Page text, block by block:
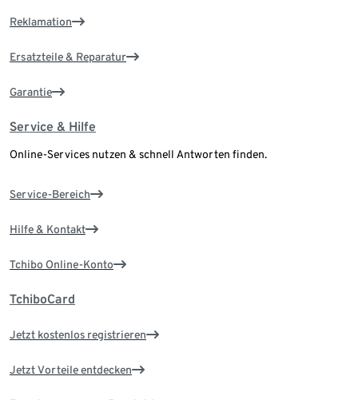
Reklamation
Ersatzteile & Reparatur
Garantie
Service & Hilfe
Online-Services nutzen & schnell Antworten finden.
Service-Bereich
Hilfe & Kontakt
Tchibo Online-Konto
TchiboCard
Jetzt kostenlos registrieren
Jetzt Vorteile entdecken